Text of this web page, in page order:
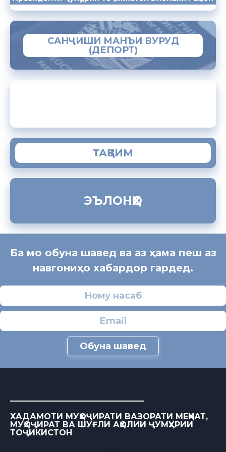
САНҶИШИ МАНЪИ ВУРУД
(ДЕПОРТ)
ТАҚВИМ
ЭЪЛОНҲО
Ба мо обуна шавед ва аз ҳама пеш аз
навгониҳо хабардор гардед.
Обуна шавед
ХАДАМОТИ МУҲОҶИРАТИ ВАЗОРАТИ МЕҲНАТ,
МУҲОҶИРАТ ВА ШУҒЛИ АҲОЛИИ ҶУМҲУРИИ
ТОҶИКИСТОН